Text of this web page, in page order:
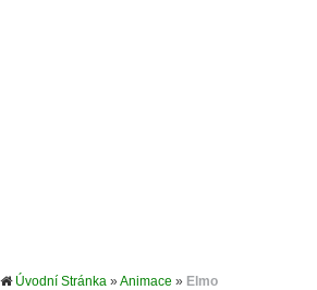
Úvodní Stránka »Animace » Elmo